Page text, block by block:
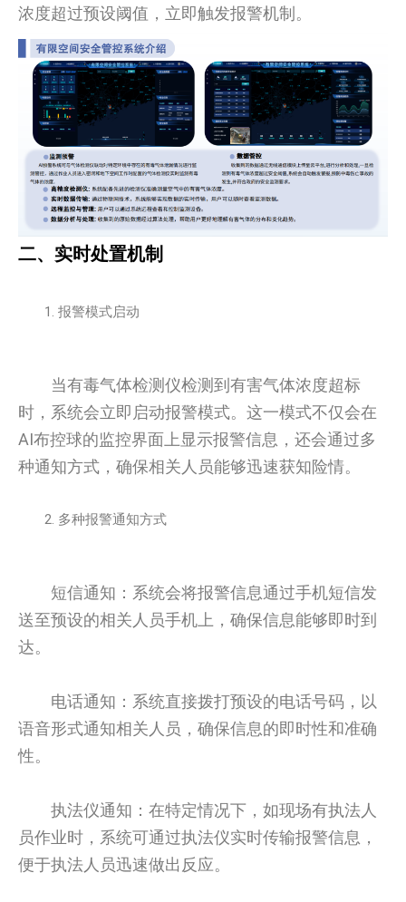
浓度超过预设阈值，立即触发报警机制。
二、实时处置机制
报警模式启动
当有毒气体检测仪检测到有害气体浓度超标
时，系统会立即启动报警模式。这一模式不仅会在
AI布控球的监控界面上显示报警信息，还会通过多
种通知方式，确保相关人员能够迅速获知险情。
多种报警通知方式
短信通知：系统会将报警信息通过手机短信发
送至预设的相关人员手机上，确保信息能够即时到
达。
电话通知：系统直接拨打预设的电话号码，以
语音形式通知相关人员，确保信息的即时性和准确
性。
执法仪通知：在特定情况下，如现场有执法人
员作业时，系统可通过执法仪实时传输报警信息，
便于执法人员迅速做出反应。